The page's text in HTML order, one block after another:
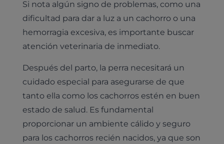
Cirugía
Revisión general y/o geriátrica
Medicina felina
Animales Exóticos
Todas las especialidades
Si nota algún signo de problemas, como una
dificultad para dar a luz a un cachorro o una
hemorragia excesiva, es importante buscar
atención veterinaria de inmediato.
Después del parto, la perra necesitará un
cuidado especial para asegurarse de que
tanto ella como los cachorros estén en buen
estado de salud. Es fundamental
proporcionar un ambiente cálido y seguro
para los cachorros recién nacidos, ya que son